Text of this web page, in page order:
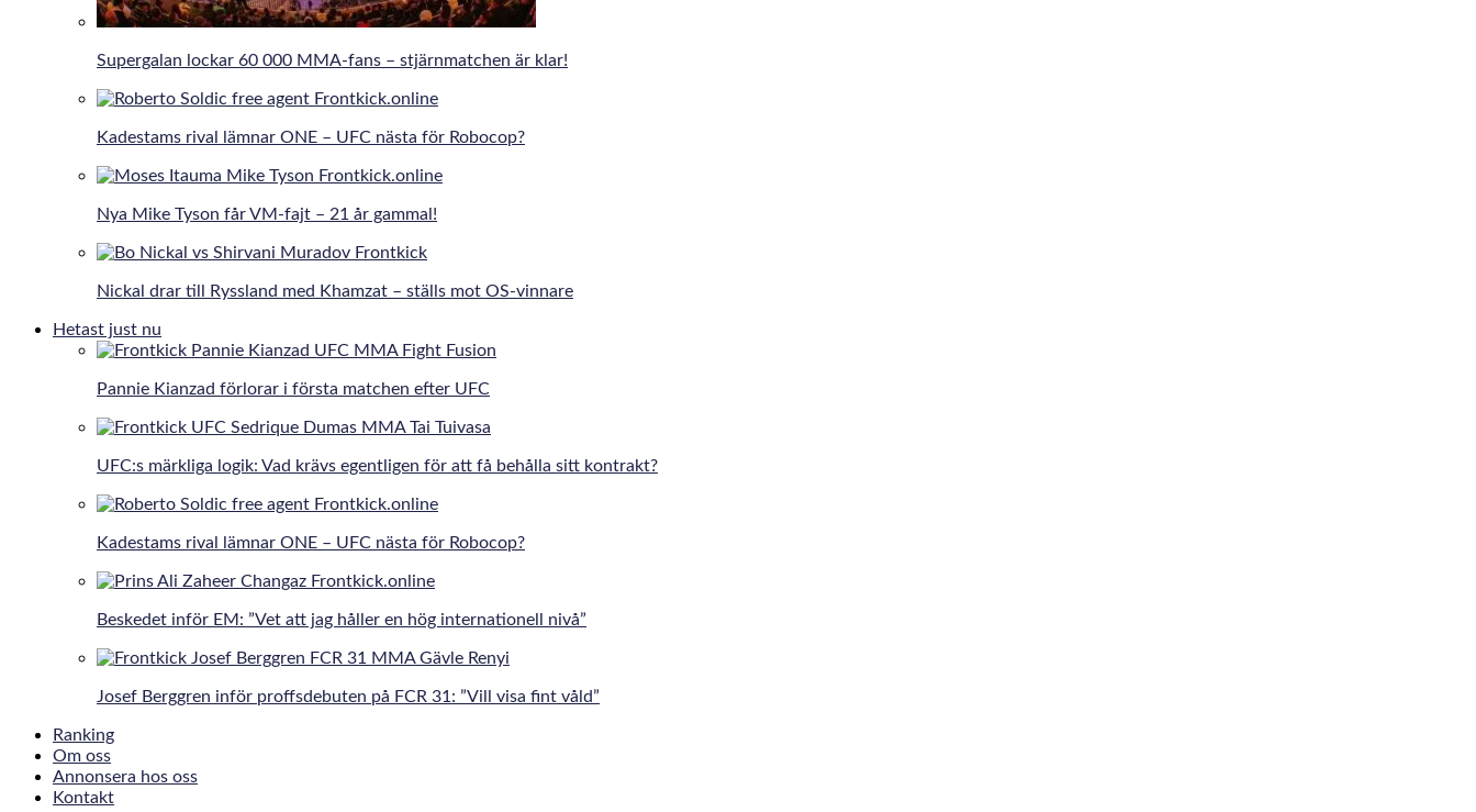
Supergalan lockar 60 000 MMA-fans – stjärnmatchen är klar!
Kadestams rival lämnar ONE – UFC nästa för Robocop?
Nya Mike Tyson får VM-fajt – 21 år gammal!
Nickal drar till Ryssland med Khamzat – ställs mot OS-vinnare
Hetast just nu
Pannie Kianzad förlorar i första matchen efter UFC
UFC:s märkliga logik: Vad krävs egentligen för att få behålla sitt kontrakt?
Kadestams rival lämnar ONE – UFC nästa för Robocop?
Beskedet inför EM: ”Vet att jag håller en hög internationell nivå”
Josef Berggren inför proffsdebuten på FCR 31: ”Vill visa fint våld”
Ranking
Om oss
Annonsera hos oss
Kontakt